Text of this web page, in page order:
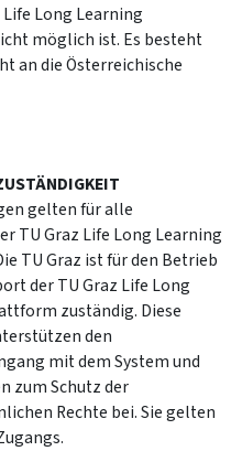
Long Learning
möglich ist. Es besteht
an die Österreichische
gelten für alle
TU Graz Life Long Learning
TU Graz ist für den Betrieb
der TU Graz Life Long
zuständig. Diese
den
mit dem System und
zum Schutz der
Rechte bei. Sie gelten